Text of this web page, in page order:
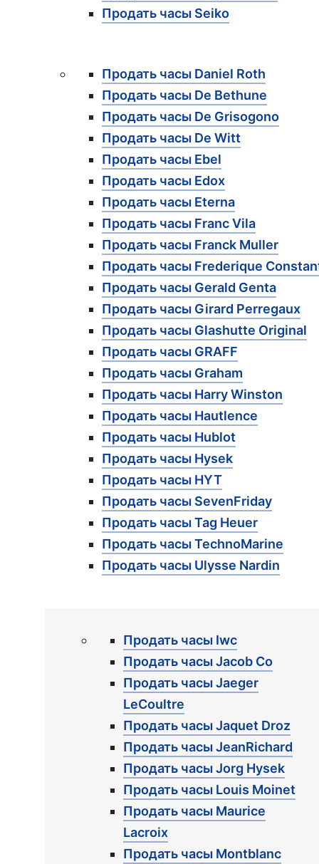
Продать часы Seiko
Продать часы Daniel Roth
Продать часы De Bethune
Продать часы De Grisogono
Продать часы De Witt
Продать часы Ebel
Продать часы Edox
Продать часы Eterna
Продать часы Franc Vila
Продать часы Franck Muller
Продать часы Frederique
Продать часы Gerald Genta
Продать часы Girard Perregaux
Продать часы Glashutte Original
Продать часы GRAFF
Продать часы Graham
Продать часы Harry Winston
Продать часы Hautlence
Продать часы Hublot
Продать часы Hysek
Продать часы HYT
Продать часы SevenFriday
Продать часы Tag Heuer
Продать часы TechnoMarine
Продать часы Ulysse Nardin
Продать часы Iwc
Продать часы Jacob Co
Продать часы Jaeger
LeCoultre
Продать часы Jaquet Droz
Продать часы JeanRichard
Продать часы Jorg Hysek
Продать часы Louis Moinet
Продать часы Maurice
Lacroix
Продать часы Montblanc